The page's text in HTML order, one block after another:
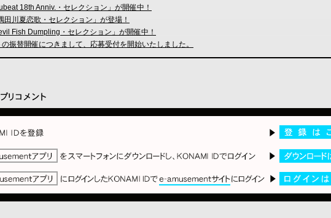
18th Anniv.・セレクション」が開催中！
川夏恋歌・セレクション」が登場！
Fish Dumpling・セレクション」が開催中！
振替開催につきまして、応募受付を開始いたしました。